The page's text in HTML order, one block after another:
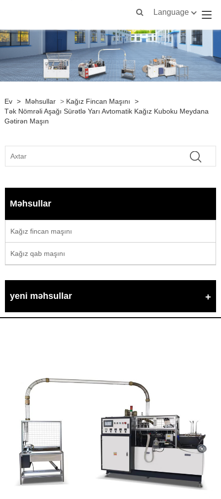
Language
Ev > Məhsullar > Kağız Fincan Maşını
>
Tək Nömrəli Aşağı Sürətlə Yarı Avtomatik Kağız Kuboku Meydana
Gətirən Maşın
Məhsullar
Kağız fincan maşını
Kağız qab maşını
yeni məhsullar